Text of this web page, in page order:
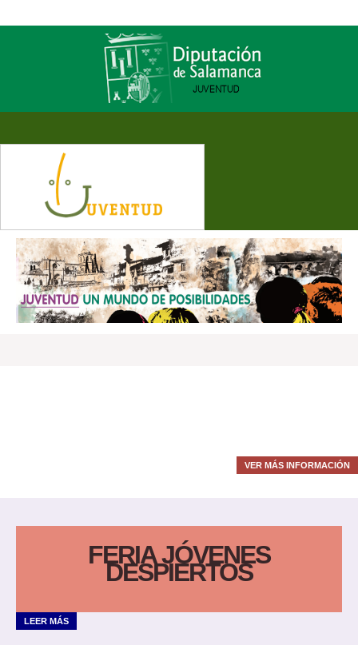
VER MÁS INFORMACIÓN
FERIA JÓVENES
DESPIERTOS
LEER MÁS